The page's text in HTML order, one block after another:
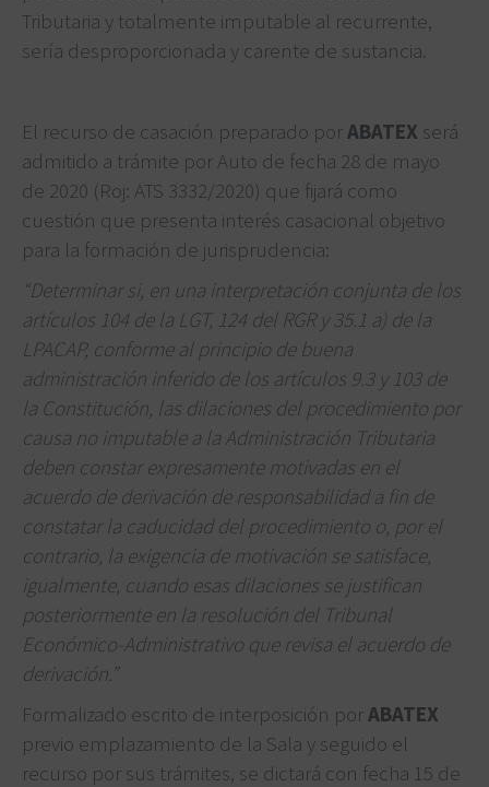
Tributaria y totalmente imputable al recurrente,
sería desproporcionada y carente de sustancia.
El recurso de casación preparado porABATEX será
admitido a trámite por Auto de fecha 28 de mayo
de 2020 (Roj: ATS 3332/2020) que fijará como
cuestión que presenta interés casacional objetivo
para la formación de jurisprudencia:
“Determinar si, en una interpretación conjunta de los
artículos 104 de la LGT, 124 del RGR y 35.1 a) de la
LPACAP, conforme al principio de buena
administración inferido de los artículos 9.3 y 103 de
la Constitución, las dilaciones del procedimiento por
causa no imputable a la Administración Tributaria
deben constar expresamente motivadas en el
acuerdo de derivación de responsabilidad a fin de
constatar la caducidad del procedimiento o, por el
contrario, la exigencia de motivación se satisface,
igualmente, cuando esas dilaciones se justifican
posteriormente en la resolución del Tribunal
Económico-Administrativo que revisa el acuerdo de
derivación.”
Formalizado escrito de interposición porABATEX
previo emplazamiento de la Sala y seguido el
recurso por sus trámites, se dictará con fecha 15 de